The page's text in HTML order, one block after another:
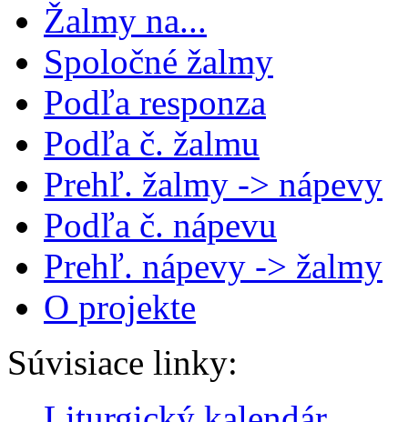
Žalmy na...
Spoločné žalmy
Podľa responza
Podľa č. žalmu
Prehľ. žalmy -> nápevy
Podľa č. nápevu
Prehľ. nápevy -> žalmy
O projekte
Súvisiace linky: